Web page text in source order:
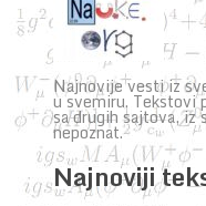
Najnovije vesti iz
u svemiru. Tekstovi
sa drugih sajtova, iz
nepoznat.
Najnoviji